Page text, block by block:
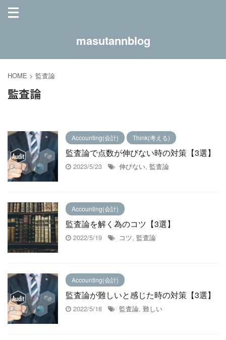
masutannblog
HOME > 監査論
監査論
Accounting(会計) Think(考える)
監査論で点数が伸びない時の対策【3選】
2023/5/23 伸びない, 監査論
Accounting(会計)
監査論を解く為のコツ【3選】
2022/5/19 コツ, 監査論
Accounting(会計)
監査論が難しいと感じた時の対策【3選】
2022/5/18 監査論, 難しい